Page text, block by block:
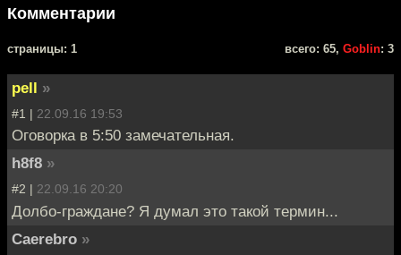
Комментарии
cтраницы: 1 всего: 65, Goblin: 3
pell »
#1 | 22.09.16 19:53
Оговорка в 5:50 замечательная.
h8f8 »
#2 | 22.09.16 20:20
Долбо-граждане? Я думал это такой термин...
Caerebro »